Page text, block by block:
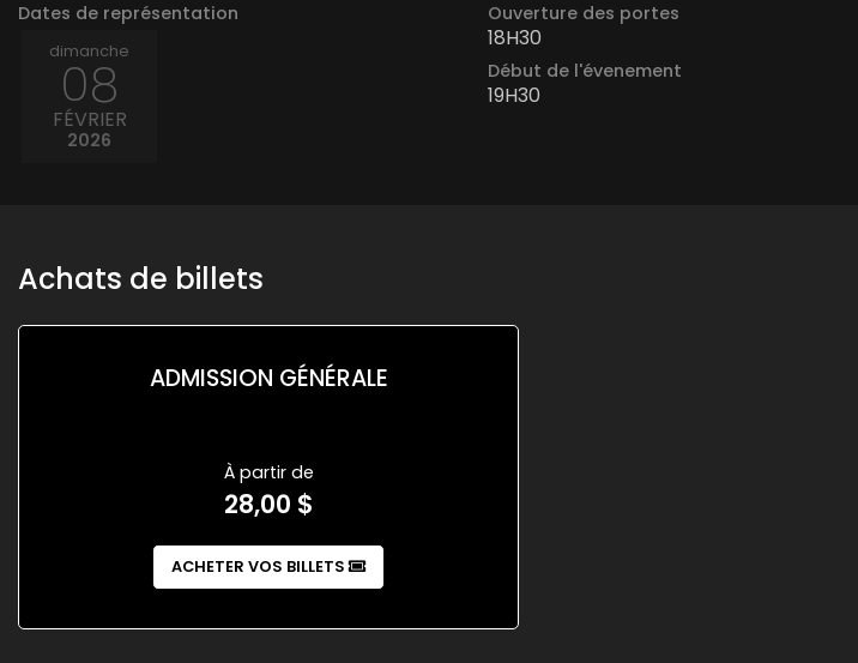
Dates de représentation
dimanche
08
FÉVRIER
2026
Ouverture des portes
18H30
Début de l'évenement
19H30
Achats de billets
ADMISSION GÉNÉRALE
À partir de
28,00 $
ACHETER VOS BILLETS